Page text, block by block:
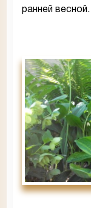
ранней весной.